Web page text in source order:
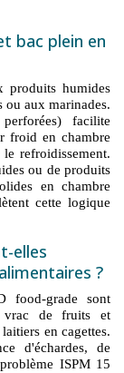
bac plein en
produits humides
ou aux marinades.
facilite
froid en chambre
refroidissement.
ou de produits
en chambre
cette logique
elles
?
food-grade sont
vrac de fruits et
en cagettes.
d'échardes, de
ISPM 15